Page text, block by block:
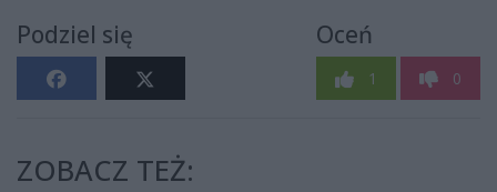
Podziel się Oceń
1 0
ZOBACZ TEŻ: